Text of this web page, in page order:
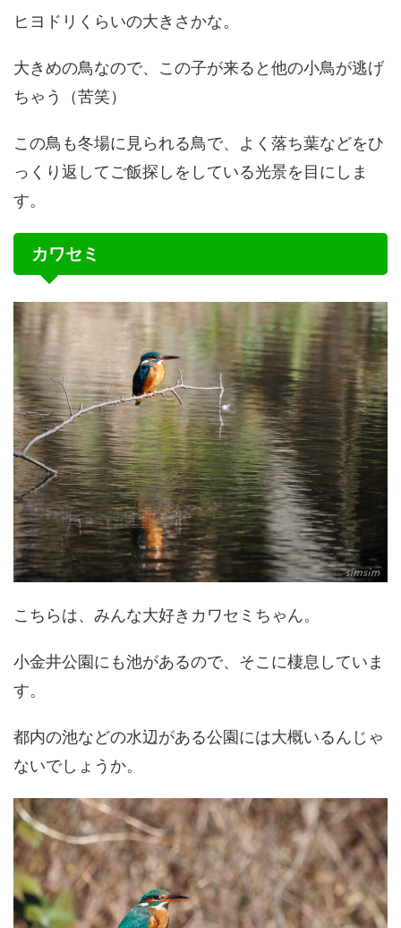
ヒヨドリくらいの大きさかな。
大きめの鳥なので、この子が来ると他の小鳥が逃げ
ちゃう（苦笑）
この鳥も冬場に見られる鳥で、よく落ち葉などをひ
っくり返してご飯探しをしている光景を目にしま
す。
カワセミ
こちらは、みんな大好きカワセミちゃん。
小金井公園にも池があるので、そこに棲息していま
す。
都内の池などの水辺がある公園には大概いるんじゃ
ないでしょうか。